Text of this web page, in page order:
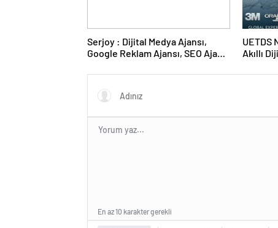
Serjoy : Dijital Medya Ajansı,
Google Reklam Ajansı, SEO Ajansı
UETDS
Akıllı
En az 10 karakter gerekli